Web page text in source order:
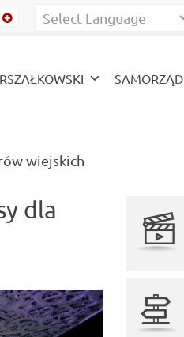
font font
Mniejszy font
SAMORZĄD
wiejskich
dla